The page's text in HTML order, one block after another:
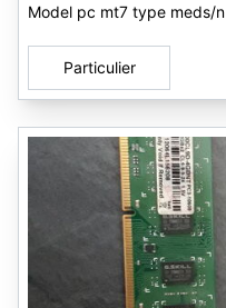
Model pc mt7 type meds/n
Particulier